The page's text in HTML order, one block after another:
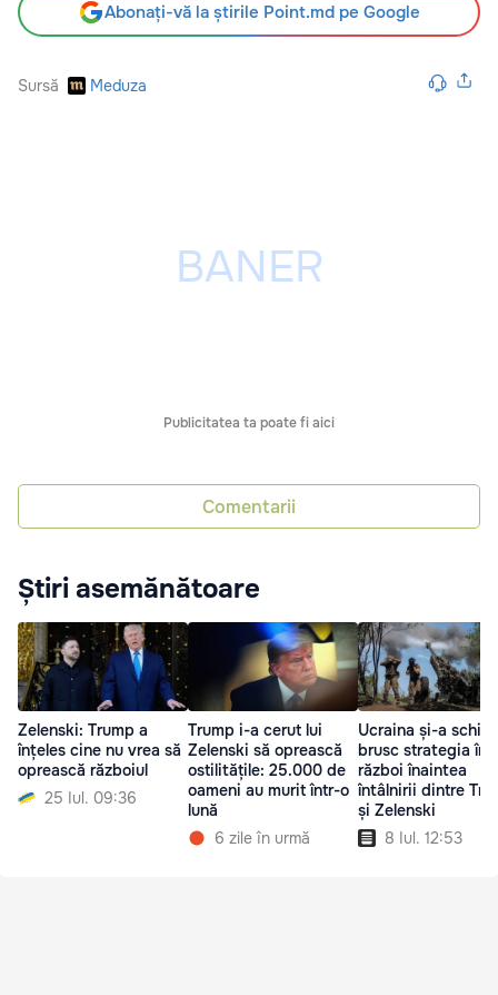
Abonați-vă la știrile Point.md pe Google
Sursă Meduza
Publicitatea ta poate fi aici
Comentarii
Știri asemănătoare
Zelenski: Trump a
înțeles cine nu vrea să
oprească războiul
25 Iul. 09:36
Trump i-a cerut lui
Zelenski să oprească
ostilitățile: 25.000 de
oameni au murit într-o
lună
6 zile în urmă
Ucraina și-a
brusc strategia în
război înaintea
întâlnirii dintre
și Zelenski
8 Iul. 12:53